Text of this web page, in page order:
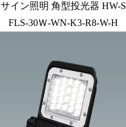
サイン照明 角型投光器 HW-S
FLS-30Ｗ-WN-K3-R8-W-H